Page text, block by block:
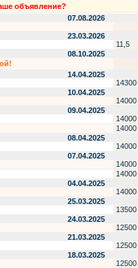
объявление?
07.08.2026
23.03.2026
11,5
08.10.2025
14.04.2025
14300
10.04.2025
14000
09.04.2025
14000
14000
08.04.2025
14000
07.04.2025
14000
14000
04.04.2025
14000
25.03.2025
13500
24.03.2025
12500
21.03.2025
12500
18.03.2025
12500